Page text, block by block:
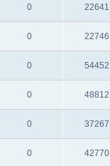
0 22641
0 22746
0 54452
0 48812
0 37267
0 42770